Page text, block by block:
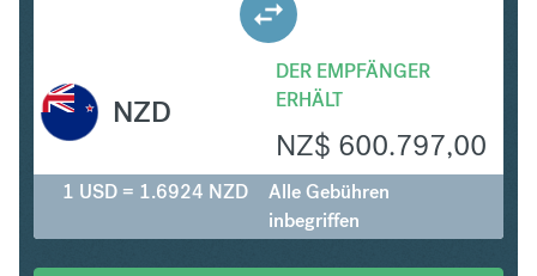
DER EMPFÄNGER
ERHÄLT
NZ$ 600.797,00
NZD
1 USD = 1.6924 NZD
Alle Gebühren
inbegriffen